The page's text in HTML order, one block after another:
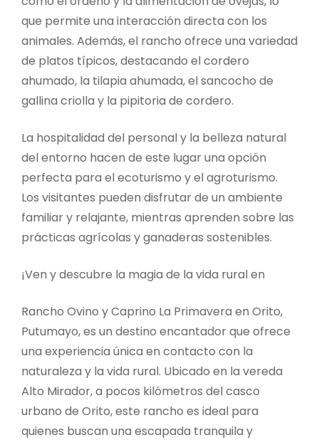
que permite una interacción directa con los
animales. Además, el rancho ofrece una variedad
de platos típicos, destacando el cordero
ahumado, la tilapia ahumada, el sancocho de
gallina criolla y la pipitoria de cordero.
La hospitalidad del personal y la belleza natural
del entorno hacen de este lugar una opción
perfecta para el ecoturismo y el agroturismo.
Los visitantes pueden disfrutar de un ambiente
familiar y relajante, mientras aprenden sobre las
prácticas agrícolas y ganaderas sostenibles.
¡Ven y descubre la magia de la vida rural en
Rancho Ovino y Caprino La Primavera en Orito,
Putumayo, es un destino encantador que ofrece
una experiencia única en contacto con la
naturaleza y la vida rural. Ubicado en la vereda
Alto Mirador, a pocos kilómetros del casco
urbano de Orito, este rancho es ideal para
quienes buscan una escapada tranquila y